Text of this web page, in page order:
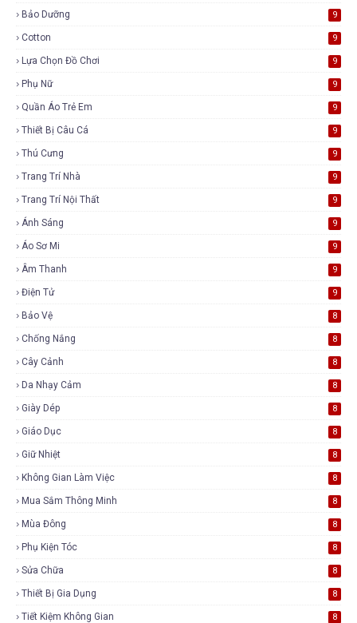
Bảo Dưỡng 9
Cotton 9
Lựa Chọn Đồ Chơi 9
Phụ Nữ 9
Quần Áo Trẻ Em 9
Thiết Bị Câu Cá 9
Thú Cưng 9
Trang Trí Nhà 9
Trang Trí Nội Thất 9
Ánh Sáng 9
Áo Sơ Mi 9
Âm Thanh 9
Điện Tử 9
Bảo Vệ 8
Chống Nắng 8
Cây Cảnh 8
Da Nhạy Cảm 8
Giày Dép 8
Giáo Dục 8
Giữ Nhiệt 8
Không Gian Làm Việc 8
Mua Sắm Thông Minh 8
Mùa Đông 8
Phụ Kiện Tóc 8
Sửa Chữa 8
Thiết Bị Gia Dụng 8
Tiết Kiệm Không Gian 8